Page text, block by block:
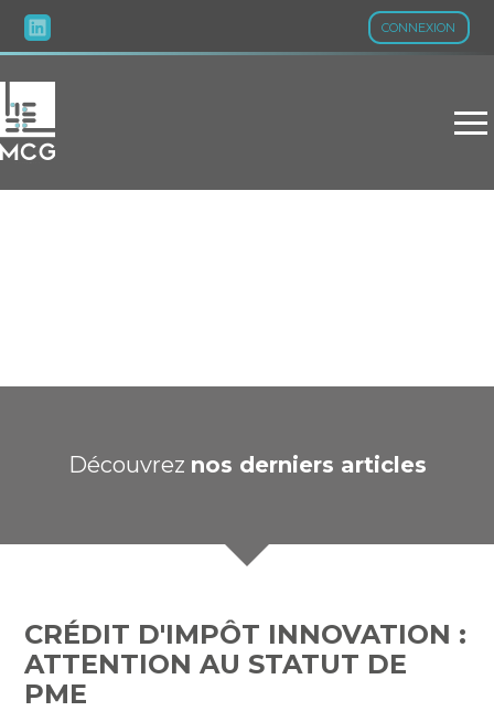
CONNEXION
Aller
au
Découvrez nos derniers articles
CRÉDIT D'IMPÔT INNOVATION :
ATTENTION AU STATUT DE
PME